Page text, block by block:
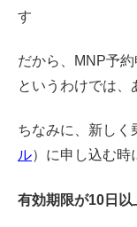
す
だから、MNP予
というわけでは、
ちなみに、新しく
ル）に申し込む時
有効期限が10日